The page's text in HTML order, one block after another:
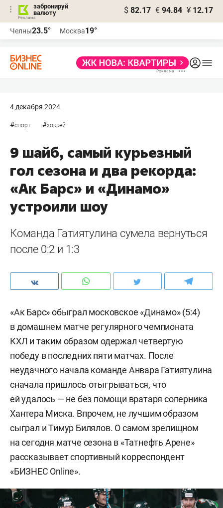
забронируй
валюту
$ 82.17 € 94.84 ¥ 12.17
Челны23.5° Москва19°
4 декабря 2024
#спорт #хоккей
9 шайб, самый курьезный
гол сезона и два рекорда:
«Ак Барс» и «Динамо»
устроили шоу
Команда Гатиятулина сумела вернуться
после 0:2 и 1:3
«Ак Барс» обыграл московское «Динамо» (5:4)
в домашнем матче регулярного чемпионата
КХЛ и таким образом одержал четвертую
победу в последних пяти матчах. После
неудачного начала команде Анвара Гатиятулина
сначала пришлось отыгрываться, что
ей удалось — не без помощи вратаря соперника
Хантера Миска. Впрочем, не лучшим образом
сыграл и Тимур Билялов. О самом зрелищном
на сегодня матче сезона в «Татнефть Арене»
рассказывает спортивный корреспондент
«БИЗНЕС Online».